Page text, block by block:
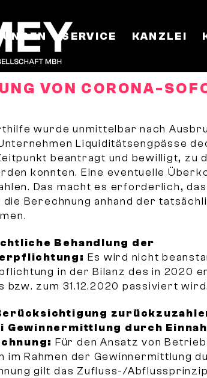
SERVICE KANZLEI
VON CORONA-
wurde unmittelbar nach
Liquiditätsengpässe
beantragt und bewilligt, zu
konnten. Eine eventuelle
Das macht es erforderlich,
Berechnung anhand der
Behandlung der
Es wird nicht
in der Bilanz des in 2020
zum 31.12.2020 passiviert wird.
Gewinnermittlung durch
Für den Ansatz von
im Rahmen der Gewinnermittlung
gilt das Zufluss-/